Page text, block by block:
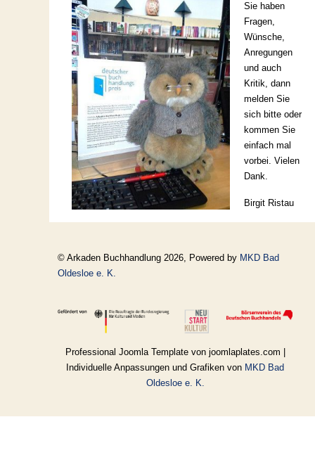
Sie haben
Fragen,
Wünsche,
Anregungen
und auch
Kritik, dann
melden Sie
sich bitte oder
kommen Sie
einfach mal
vorbei. Vielen
Dank.
Birgit Ristau
© Arkaden Buchhandlung 2026, Powered by MKD Bad
Oldesloe e. K.
Professional Joomla Template von joomlaplates.com |
Individuelle Anpassungen und Grafiken von MKD Bad
Oldesloe e. K.